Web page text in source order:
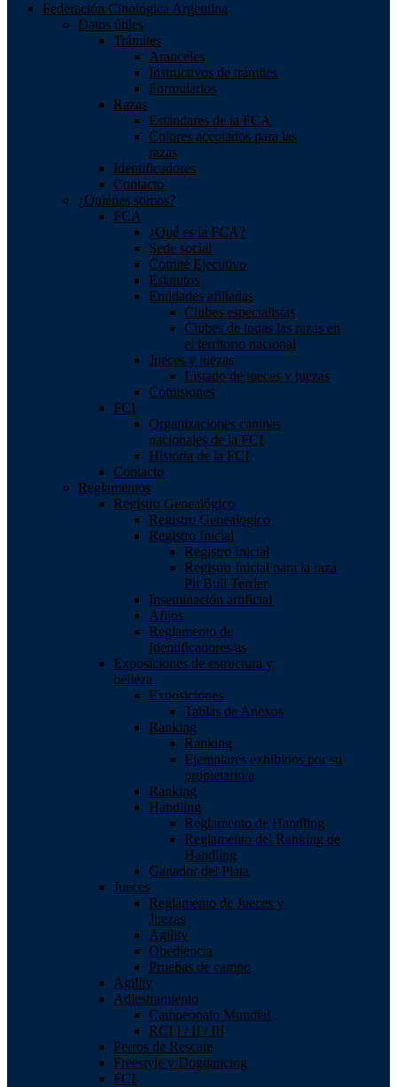
Federación Cinológica Argentina
Datos útiles
Trámites
Aranceles
Instructivos de trámites
Formularios
Razas
Estándares de la FCA
Colores aceptados para las
razas
Identificadores
Contacto
¿Quiénes somos?
FCA
¿Qué es la FCA?
Sede social
Comité Ejecutivo
Estatutos
Entidades afiliadas
Clubes especialistas
Clubes de todas las razas en
el territorio nacional
Jueces y juezas
Listado de jueces y juezas
Comisiones
FCI
Organizaciones caninas
nacionales de la FCI
Historia de la FCI
Contacto
Reglamentos
Registro Genealógico
Registro Genealogico
Registro Inicial
Registro Inicial
Registro Inicial para la raza
Pit Bull Terrier
Inseminación artificial
Afijos
Reglamento de
Identificadores/as
Exposiciones de estructura y
belleza
Exposiciones
Tablas de Anexos
Ranking
Ranking
Ejemplares exhibidos por su
propietario/a
Ranking
Handling
Reglamento de Handling
Reglamento del Ranking de
Handling
Ganador del Plata
Jueces
Reglamento de Jueces y
Juezas
Agility
Obediencia
Pruebas de campo
Agility
Adiestramiento
Campeonato Mundial
RCI I / II / III
Perros de Rescate
Freestyle y Dogdancing
FCI